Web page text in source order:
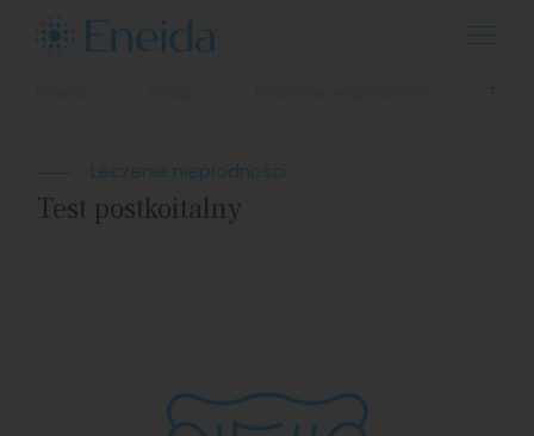
Test
Leczenie niepłodności
Test postkoitalny